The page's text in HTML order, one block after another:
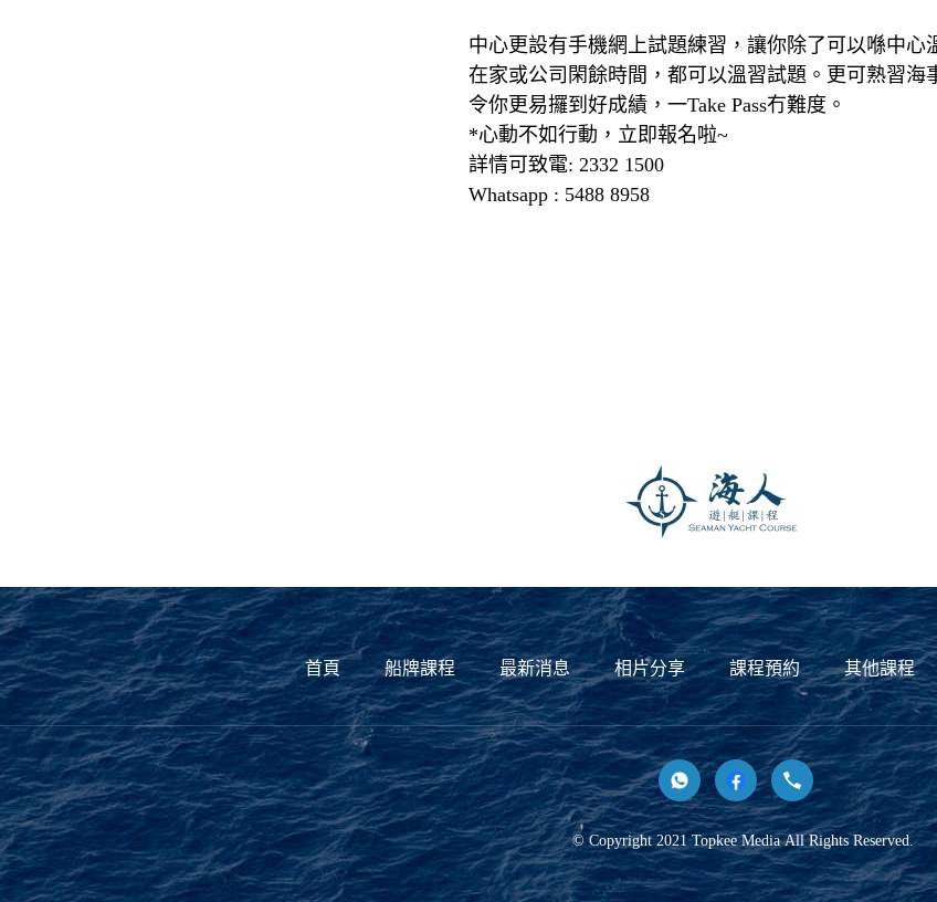
中心更設有手機網上試題練習，讓你除了可以喺中心
在家或公司閑餘時間，都可以溫習試題。更可熟習海
令你更易攞到好成績，一Take Pass冇難度。
*心動不如行動，立即報名啦~
詳情可致電: 2332 1500
Whatsapp : 5488 8958
首頁 船牌課程 最新消息 相片分享 課程預約 其他課程
© Copyright 2021 Topkee Media All Rights Reserved.